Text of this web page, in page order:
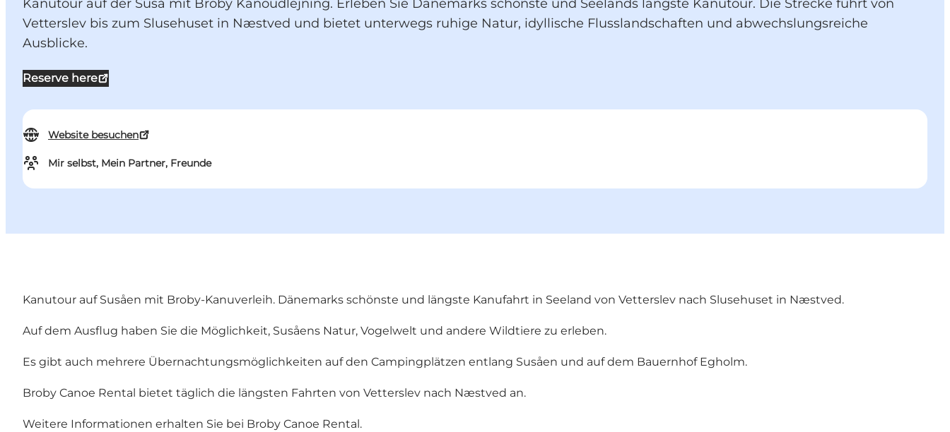
Kanutour auf der Suså mit Broby Kanoudlejning. Erleben Sie Dänemarks schönste und Seelands längste Kanutour. Die Strecke führt von
Vetterslev bis zum Slusehuset in Næstved und bietet unterwegs ruhige Natur, idyllische Flusslandschaften und abwechslungsreiche
Ausblicke.
Reserve here
Website besuchen
Mir selbst, Mein Partner, Freunde
Kanutour auf Susåen mit Broby-Kanuverleih. Dänemarks schönste und längste Kanufahrt in Seeland von Vetterslev nach Slusehuset in Næstved.
Auf dem Ausflug haben Sie die Möglichkeit, Susåens Natur, Vogelwelt und andere Wildtiere zu erleben.
Es gibt auch mehrere Übernachtungsmöglichkeiten auf den Campingplätzen entlang Susåen und auf dem Bauernhof Egholm.
Broby Canoe Rental bietet täglich die längsten Fahrten von Vetterslev nach Næstved an.
Weitere Informationen erhalten Sie bei Broby Canoe Rental.